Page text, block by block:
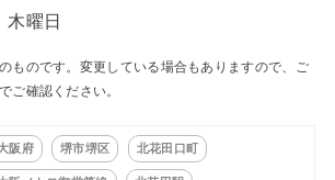
木曜日
ものです。変更している場合もありますので、ご
ご確認ください。
阪府 堺市堺区 北花田口町